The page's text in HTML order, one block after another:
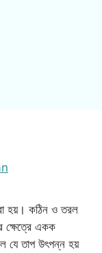
হয়। কঠিন ও তরল
ক্ষেত্রে একক
যে তাপ উৎপন্ন হয়